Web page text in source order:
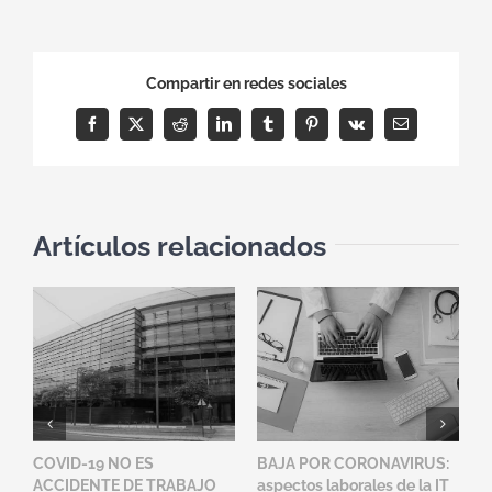
Compartir en redes sociales
Facebook
X Reddit LinkedInTumblrPinterest
Vk
Correo
electrónico
Artículos relacionados
COVID-19 NO ES
ACCIDENTE DE TRABAJO
BAJA POR CORONAVIRUS:
aspectos laborales de la IT